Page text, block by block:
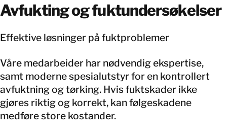
Avfukting og fuktundersøkelser
Effektive løsninger på fuktproblemer
Våre medarbeider har nødvendig ekspertise,
samt moderne spesialutstyr for en kontrollert
avfuktning og tørking. Hvis fuktskader ikke
gjøres riktig og korrekt, kan følgeskadene
medføre store kostander.